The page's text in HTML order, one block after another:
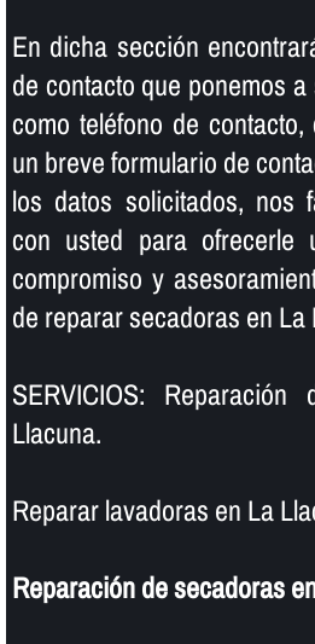
En dicha sección
de contacto que ponemos
como teléfono de
un breve formulario de
los datos solicitados, nos
con usted para ofrecerle
compromiso y
de reparar secadoras en La
SERVICIOS:
Llacuna.
Reparar lavadoras en La
Reparación de secadoras